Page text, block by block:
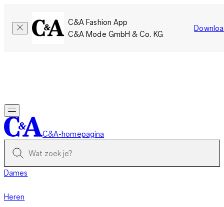
C&A Fashion App
C&A Mode GmbH & Co. KG
C&A-homepagina
Dames
Heren